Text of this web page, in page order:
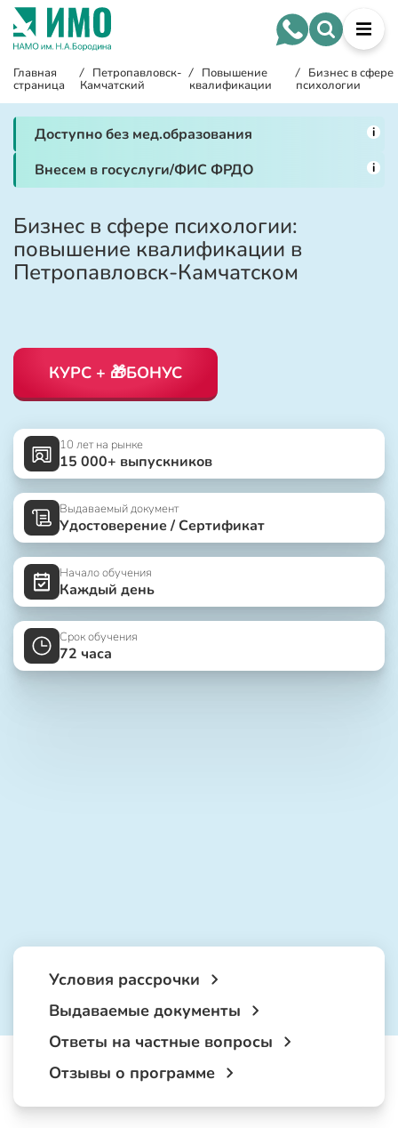
Главная
страница
/ Петропавловск-
Камчатский
/ Повышение
квалификации
/ Бизнес в сфере
психологии
Доступно без мед.образования i
Внесем в госуслуги/ФИС ФРДО i
Бизнес в сфере психологии:
повышение квалификации в
Петропавловск-Камчатском
КУРС + 🎁БОНУС
10 лет на рынке
15 000+ выпускников
Выдаваемый документ
Удостоверение / Сертификат
Начало обучения
Каждый день
Срок обучения
72 часа
Условия рассрочки
Выдаваемые документы
Ответы на частные вопросы
Отзывы о программе